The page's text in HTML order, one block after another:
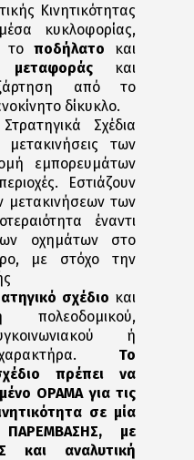
Κινητικότητας
κυκλοφορίας,
τοποδήλατο και
και
από το
δίκυκλο.
Σχέδια
μετακινήσεις των
εμπορευμάτων
Εστιάζουν
μετακινήσεων των
έναντι
οχημάτων στο
με στόχο την
σχέδιο και
ή
χαρακτήρα. Το
πρέπει να
ΟΡΑΜΑ για τις
σε μία
με
και αναλυτική